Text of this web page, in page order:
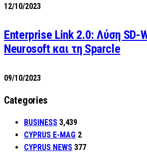
12/10/2023
Enterprise Link 2.0: Λύση SD-
Neurosoft και τη Sparcle
09/10/2023
Categories
BUSINESS 3,439
CYPRUS E-MAG 2
CYPRUS NEWS 377